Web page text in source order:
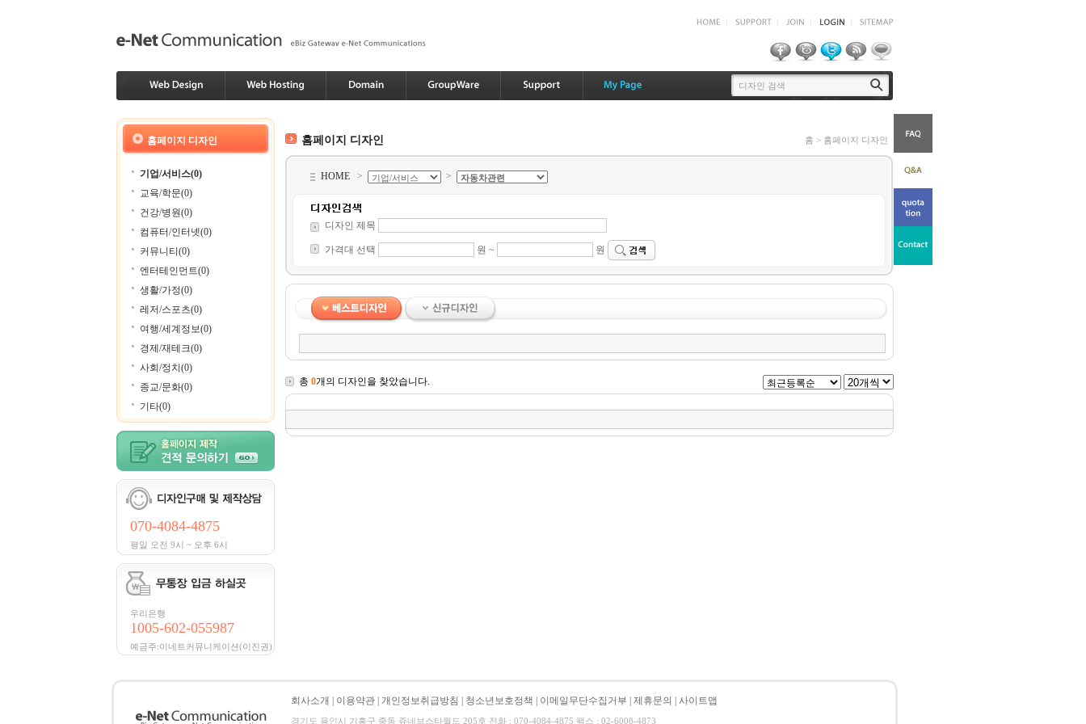
홈페이지 디자인
기업/서비스(0)
교육/학문(0)
건강/병원(0)
컴퓨터/인터넷(0)
커뮤니티(0)
엔터테인먼트(0)
생활/가정(0)
레저/스포츠(0)
여행/세계정보(0)
경제/재테크(0)
사회/정치(0)
종교/문화(0)
기타(0)
070-4084-4875
평일 오전 9시 ~ 오후 6시
우리은행
1005-602-055987
예금주:이네트커뮤니케이션(이진권)
홈페이지 디자인 홈 > 홈페이지 디자인
HOME > >
디자인 제목
가격대 선택 원 ~ 원
총 0개의 디자인을 찾았습니다.
회사소개 이용약관 개인정보취급방침 청소년보호정책 이메일무단수집거부 제휴문의 사이트맵
경기도 용인시 기흥구 중동 쥬네브스타월드 205호 전화 : 070-4084-4875 팩스 : 02-6008-4873